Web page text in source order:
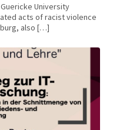
University
acts of racist violence
also […]